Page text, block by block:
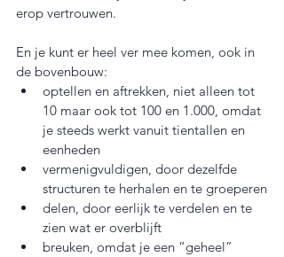
erop vertrouwen.
En je kunt er heel ver mee komen, ook in
de bovenbouw:
optellen en aftrekken, niet alleen tot
10 maar ook tot 100 en 1.000, omdat
je steeds werkt vanuit tientallen en
eenheden
vermenigvuldigen, door dezelfde
structuren te herhalen en te groeperen
delen, door eerlijk te verdelen en te
zien wat er overblijft
breuken, omdat je een “geheel”